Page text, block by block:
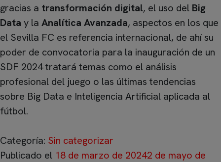
gracias a transformación digital, el uso del Big
Data y la Analítica Avanzada, aspectos en los que
el Sevilla FC es referencia internacional, de ahí su
poder de convocatoria para la inauguración de un
SDF 2024 tratará temas como el análisis
profesional del juego o las últimas tendencias
sobre Big Data e Inteligencia Artificial aplicada al
fútbol.
Categoría: Sin categorizar
Publicado el 18 de marzo de 20242 de mayo de